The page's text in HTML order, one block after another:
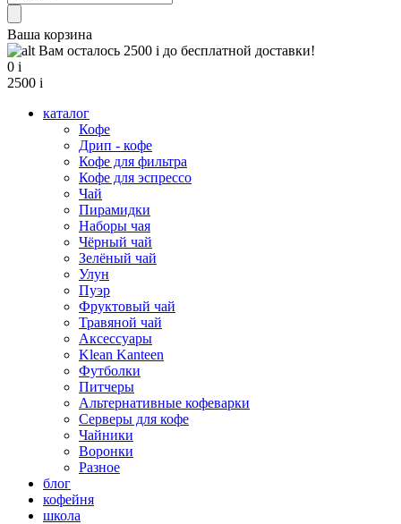
Ваша корзина
Вам осталось 2500 i до бесплатной доставки!
0 i
2500 i
каталог
Кофе
Дрип - кофе
Кофе для фильтра
Кофе для эспрессо
Чай
Пирамидки
Наборы чая
Чёрный чай
Зелёный чай
Улун
Пуэр
Фруктовый чай
Травяной чай
Аксессуары
Klean Kanteen
Футболки
Питчеры
Альтернативные кофеварки
Серверы для кофе
Чайники
Воронки
Разное
блог
кофейня
школа